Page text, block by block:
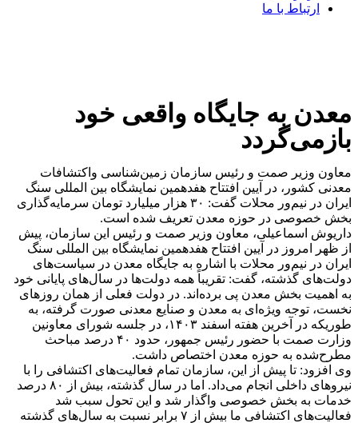
ارتباط با ما
معدن به جایگاه واقعی خود
بازمی‌گردد
معاون وزیر صمت و رئیس سازمان زمین‌شناسی واکتشافات
معدنی کشور، در آیین افتتاح هفدهمین نمایشگاه بین المللی سنگ
ایران در نیم‌ور محلات گفت: ۳۰ هزار میلیارد تومان سرمایه‌گذاری
بخش خصوصی در حوزه معدن تعریف شده است.
داریوش اسماعیلی، معاون وزیر صمت و رئیس این سازمان، پیش
از ظهر امروز در آیین افتتاح هفدهمین نمایشگاه بین المللی سنگ
ایران در نیم‌ور محلات با اشاره به جایگاه معدن در سیاست‌های
دولت‌های گذشته، گفت: تقریباً همه دولت‌ها در سال‌های پایانی خود
به اهمیت بخش معدن پی برده‌اند. در دولت فعلی از همان روزهای
نخست، توجه ویژه‌ای به معدن و صنایع معدنی صورت گرفته، به
طوریکه در آخرین هفته اسفند ۱۴۰۳، در جلسه شورای معاونین
وزارت صمت با حضور رئیس جمهور، حدود ۴۰ درصد مباحث
مطرح‌شده به حوزه معدن اختصاص داشت.
وی افزود: تا پیش از این، سازمان تمام فعالیت‌های اکتشافی را با
نیروهای داخلی انجام می‌داد. اما در سال گذشته، بیش از ۸۰ درصد
خدمات به بخش خصوصی واگذار شد و این تحول سبب شد
فعالیت‌های اکتشافی ما بیش از ۷ برابر نسبت به سال‌های گذشته